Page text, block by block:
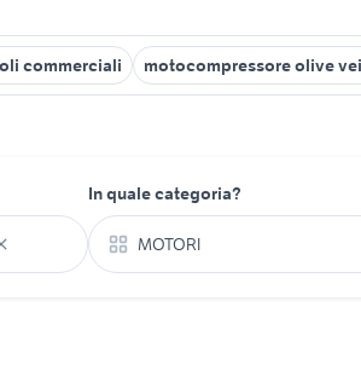
commerciali motocompressore olive
In quale categoria?
MOTORI